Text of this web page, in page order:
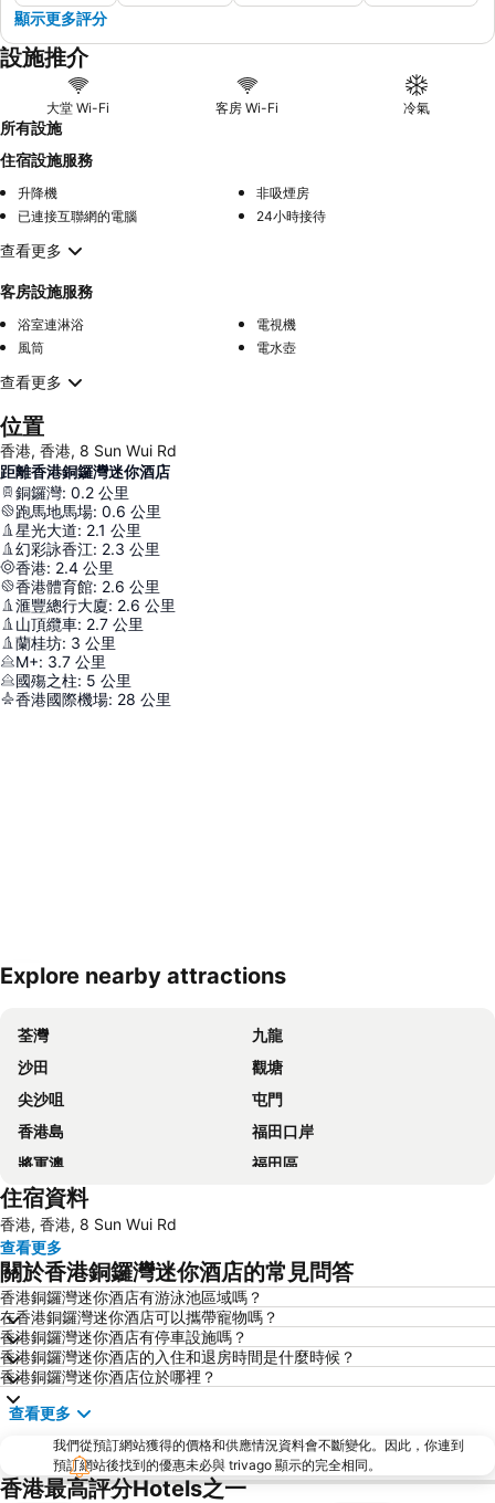
顯示更多評分
設施推介
大堂 Wi-Fi 客房 Wi-Fi 冷氣
所有設施
住宿設施服務
升降機
非吸煙房
已連接互聯網的電腦
24小時接待
查看更多
客房設施服務
浴室連淋浴
電視機
風筒
電水壺
查看更多
位置
香港, 香港, 8 Sun Wui Rd
距離香港銅鑼灣迷你酒店
銅鑼灣: 0.2 公里
跑馬地馬場: 0.6 公里
星光大道: 2.1 公里
幻彩詠香江: 2.3 公里
香港: 2.4 公里
香港體育館: 2.6 公里
滙豐總行大廈: 2.6 公里
山頂纜車: 2.7 公里
蘭桂坊: 3 公里
M+: 3.7 公里
國殤之柱: 5 公里
香港國際機場: 28 公里
展開地圖
Explore nearby attractions
荃灣
九龍
沙田
觀塘
尖沙咀
屯門
香港島
福田口岸
將軍澳
福田區
Mong Kok Metro Station
南山區
元朗
紅磡
天水圍
Wan Chai Metro Station
海洋公園
深水埗區
黃金海岸
香港迪士尼樂園
新界
羅湖口岸
羅湖
North Point Metro Station
中環
Cheung Chau
羅湖口岸
住宿資料
香港, 香港, 8 Sun Wui Rd
查看更多
關於香港銅鑼灣迷你酒店的常見問答
香港銅鑼灣迷你酒店有游泳池區域嗎？
在香港銅鑼灣迷你酒店可以攜帶寵物嗎？
香港銅鑼灣迷你酒店有停車設施嗎？
香港銅鑼灣迷你酒店的入住和退房時間是什麼時候？
香港銅鑼灣迷你酒店位於哪裡？
查看更多
我們從預訂網站獲得的價格和供應情況資料會不斷變化。因此，你連到
預訂網站後找到的優惠未必與 trivago 顯示的完全相同。
香港最高評分Hotels之一